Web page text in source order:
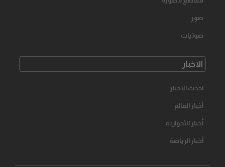
صور
صوتیات
الاخبار
احدث الاخبار
أخبار العالم
أخبار الأحوازیه
أخبار الرياضة